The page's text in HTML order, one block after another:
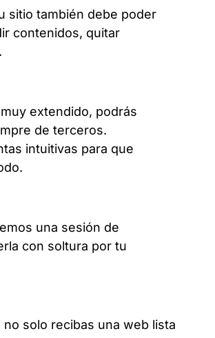
sitio también debe poder
contenidos, quitar
extendido, podrás
de terceros.
intuitivas para que
una sesión de
con soltura por tu
solo recibas una web lista